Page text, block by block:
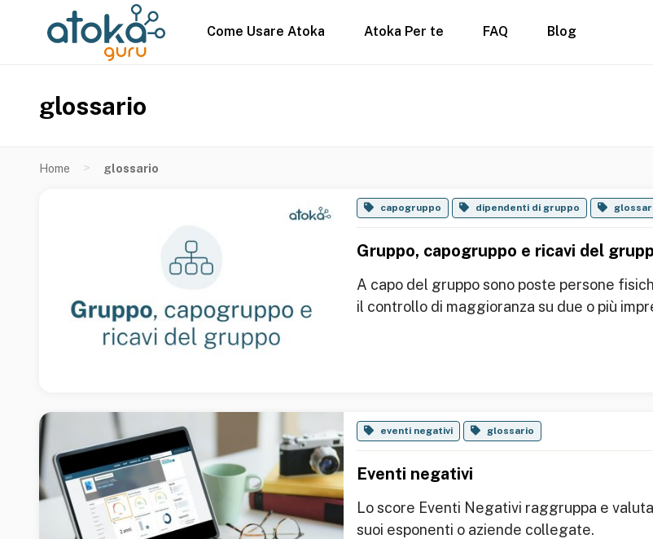
Come Usare Atoka Atoka Per te FAQ Blog
glossario
Home > glossario
capogruppo dipendenti di gruppo
Gruppo, capogruppo e ricavi del
A capo del gruppo sono poste persone
il controllo di maggioranza su due o più
eventi negativi glossario
Eventi negativi
Lo score Eventi Negativi raggruppa e
suoi esponenti o aziende collegate.